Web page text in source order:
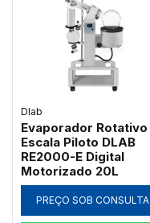
Dlab
Evaporador Rotativo
Escala Piloto DLAB
RE2000-E Digital
Motorizado 20L
PREÇO SOB CONSULTA